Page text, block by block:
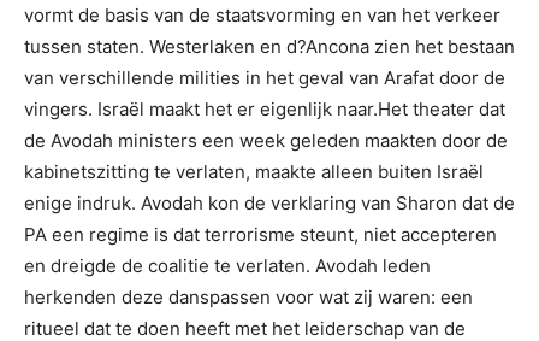
vormt de basis van de staatsvorming en van het verkeer
tussen staten. Westerlaken en d?Ancona zien het bestaan
van verschillende milities in het geval van Arafat door de
vingers. Israël maakt het er eigenlijk naar.Het theater dat
de Avodah ministers een week geleden maakten door de
kabinetszitting te verlaten, maakte alleen buiten Israël
enige indruk. Avodah kon de verklaring van Sharon dat de
PA een regime is dat terrorisme steunt, niet accepteren
en dreigde de coalitie te verlaten. Avodah leden
herkenden deze danspassen voor wat zij waren: een
ritueel dat te doen heeft met het leiderschap van de